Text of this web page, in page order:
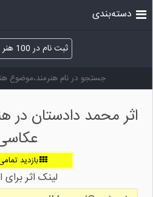
ثبت نام در 100 هنر
دسته‌بندی
اثر محمد دادستان
بازدید
لینک اثر برای